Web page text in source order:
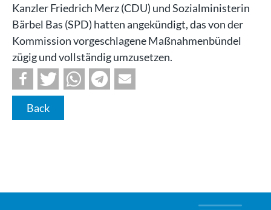
Kanzler Friedrich Merz (CDU) und Sozialministerin
Bärbel Bas (SPD) hatten angekündigt, das von der
Kommission vorgeschlagene Maßnahmenbündel
zügig und vollständig umzusetzen.
Back